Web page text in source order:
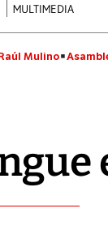
MULTIMEDIA
Mulino